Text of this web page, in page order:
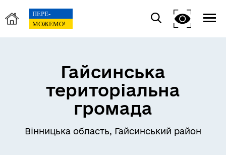
Гайсинська
територіальна
громада
Вінницька область, Гайсинський район